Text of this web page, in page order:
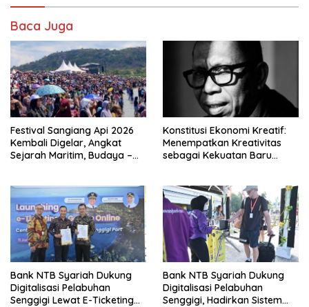
Baca Juga
Festival Sangiang Api 2026
Kembali Digelar, Angkat
Sejarah Maritim, Budaya –
Konstitusi Ekonomi Kreatif:
Menempatkan Kreativitas
sebagai Kekuatan Baru
Bank NTB Syariah Dukung
Digitalisasi Pelabuhan
Senggigi Lewat E-Ticketing
Bank NTB Syariah Dukung
Digitalisasi Pelabuhan
Senggigi, Hadirkan Sistem